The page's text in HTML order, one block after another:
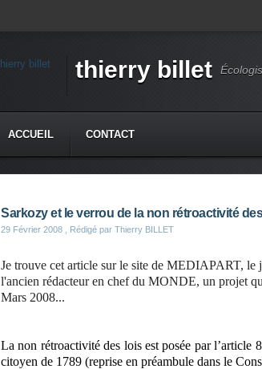
thierry billet
ACCUEIL CONTACT
Sarkozy et le verrou de la non rétroactivité
29 Février 2008 , Rédigé par Thierry BILLET
Je trouve cet article sur le site de MEDIAPART,
l'ancien rédacteur en chef du MONDE, un projet
Mars 2008...
La non rétroactivité des lois est posée par l’article
citoyen de 1789 (reprise en préambule dans le